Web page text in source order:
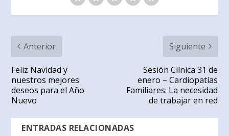
Anterior
Feliz Navidad y
nuestros mejores
deseos para el Año
Nuevo
Siguiente
Sesión Clínica 31 de
enero – Cardiopatías
Familiares: La necesidad
de trabajar en red
ENTRADAS RELACIONADAS